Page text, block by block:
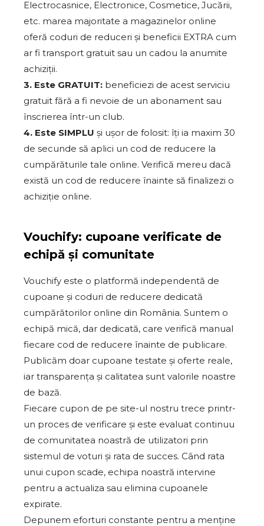
Electrocasnice, Electronice, Cosmetice, Jucării,
etc. marea majoritate a magazinelor online
oferă coduri de reduceri și beneficii EXTRA cum
ar fi transport gratuit sau un cadou la anumite
achiziții.
3. Este GRATUIT: beneficiezi de acest serviciu
gratuit fără a fi nevoie de un abonament sau
înscrierea într-un club.
4. Este SIMPLU și ușor de folosit: îți ia maxim 30
de secunde să aplici un cod de reducere la
cumpărăturile tale online. Verifică mereu dacă
există un cod de reducere înainte să finalizezi o
achiziție online.
Vouchify: cupoane verificate de
echipă și comunitate
Vouchify este o platformă independentă de
cupoane și coduri de reducere dedicată
cumpărătorilor online din România. Suntem o
echipă mică, dar dedicată, care verifică manual
fiecare cod de reducere înainte de publicare.
Publicăm doar cupoane testate și oferte reale,
iar transparența și calitatea sunt valorile noastre
de bază.
Fiecare cupon de pe site-ul nostru trece printr-
un proces de verificare și este evaluat continuu
de comunitatea noastră de utilizatori prin
sistemul de voturi și rata de succes. Când rata
unui cupon scade, echipa noastră intervine
pentru a actualiza sau elimina cupoanele
expirate.
Depunem eforturi constante pentru a menține